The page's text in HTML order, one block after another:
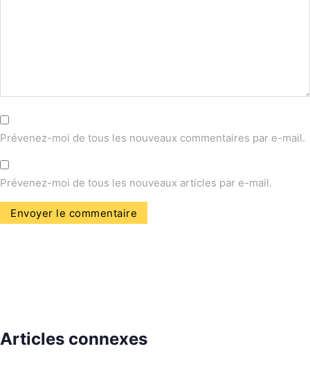
Prévenez-moi de tous les nouveaux commentaires par e-mail.
Prévenez-moi de tous les nouveaux articles par e-mail.
Articles connexes